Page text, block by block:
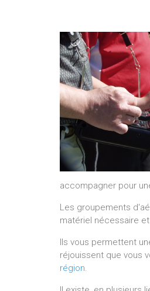
accompagner pour
Les groupements
matériel nécessaire
Ils vous permettent
réjouissent que vous
région.